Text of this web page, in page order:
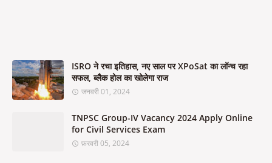
ISRO ने रचा इतिहास, नए साल पर XPoSat का लॉन्च रहा
सफल, ब्लैक होल का खोलेगा राज
जनवरी 01, 2024
TNPSC Group-IV Vacancy 2024 Apply Online
for Civil Services Exam
फ़रवरी 05, 2024